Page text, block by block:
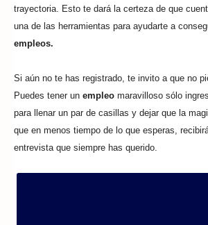
trayectoria. Esto te dará la certeza de que
una de las herramientas para ayudarte a
empleos.
Si aún no te has registrado, te invito a que no
Puedes tener un empleo maravilloso sólo
para llenar un par de casillas y dejar que la
que en menos tiempo de lo que esperas,
entrevista que siempre has querido.